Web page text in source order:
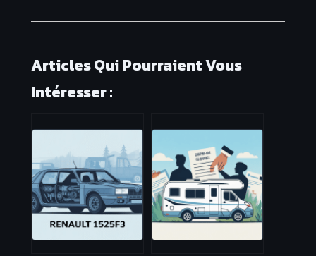
Articles Qui Pourraient Vous
Intéresser :